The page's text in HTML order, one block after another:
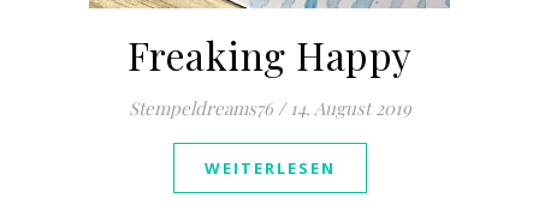
Freaking Happy
Stempeldreams76 / 14. August 2019
WEITERLESEN